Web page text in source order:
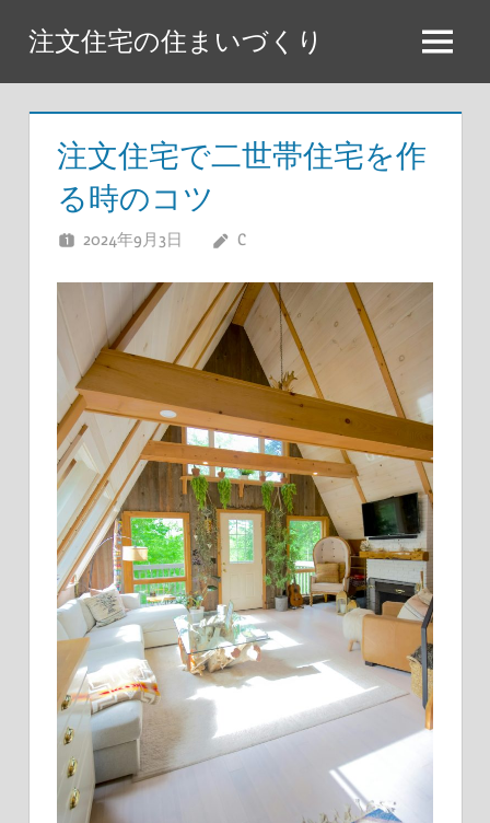
テ
注文住宅の住まいづくり
メ
ニ
ュ
ー
注文住宅で二世帯住宅を作
る時のコツ
2024年9月3日 C